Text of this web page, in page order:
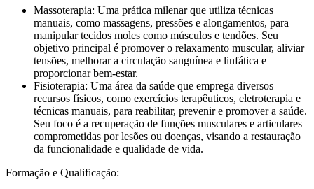
Massoterapia: Uma prática milenar que utiliza técnicas
manuais, como massagens, pressões e alongamentos, para
manipular tecidos moles como músculos e tendões. Seu
objetivo principal é promover o relaxamento muscular, aliviar
tensões, melhorar a circulação sanguínea e linfática e
proporcionar bem-estar.
Fisioterapia: Uma área da saúde que emprega diversos
recursos físicos, como exercícios terapêuticos, eletroterapia e
técnicas manuais, para reabilitar, prevenir e promover a saúde.
Seu foco é a recuperação de funções musculares e articulares
comprometidas por lesões ou doenças, visando a restauração
da funcionalidade e qualidade de vida.
Formação e Qualificação: